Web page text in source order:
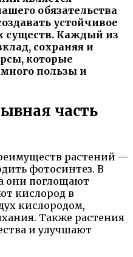
обязательства
устойчивое
существ. Каждый из
сохраняя и
которые
пользы и
часть
растений —
фотосинтез. В
они поглощают
кислород в
кислородом,
Также растения
и улучшают